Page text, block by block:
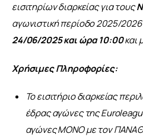
εισιτηρίων διαρκείας για τους
αγωνιστική περίοδο 2025/2026
24/06/2025 και ώρα 10:00 και
Χρήσιμες Πληροφορίες:
Το εισιτήριο διαρκείας
έδρας αγώνες της
αγώνες ΜΟΝΟ με τον